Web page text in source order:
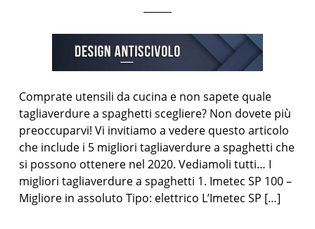
Comprate utensili da cucina e non sapete quale
tagliaverdure a spaghetti scegliere? Non dovete più
preoccuparvi! Vi invitiamo a vedere questo articolo
che include i 5 migliori tagliaverdure a spaghetti che
si possono ottenere nel 2020. Vediamoli tutti… I
migliori tagliaverdure a spaghetti 1. Imetec SP 100 –
Migliore in assoluto Tipo: elettrico L’Imetec SP […]